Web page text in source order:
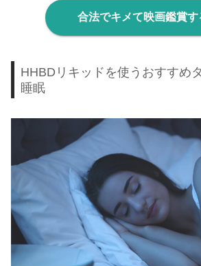
合法でキメて映画鑑賞す
HHBDリキッドを使うおすすめ
睡眠